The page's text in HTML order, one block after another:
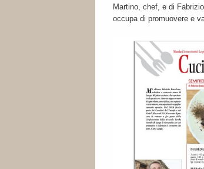
Martino, chef, e di
occupa di promuovere e